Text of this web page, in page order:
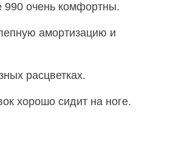
990 очень комфортны.
амортизацию и
расцветках.
хорошо сидит на ноге.